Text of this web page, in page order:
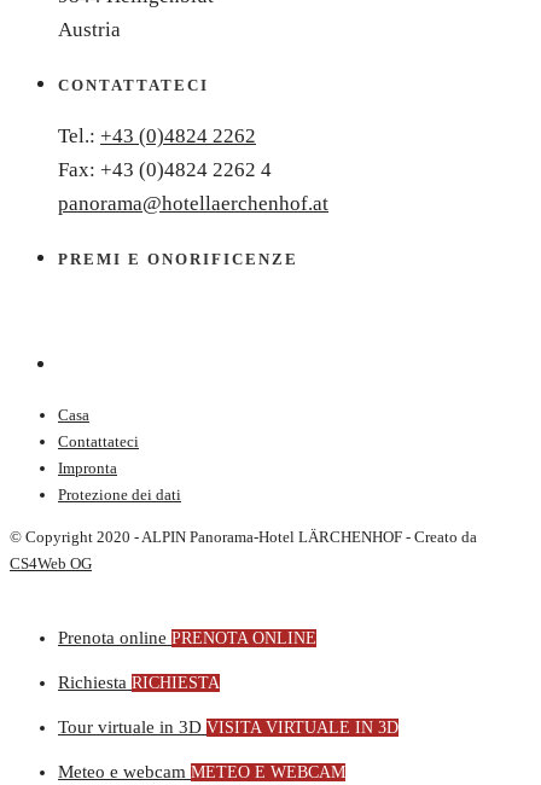
Austria
CONTATTATECI
Tel.: +43 (0)4824 2262
Fax: +43 (0)4824 2262 4
panorama@hotellaerchenhof.at
PREMI E ONORIFICENZE
Casa
Contattateci
Impronta
Protezione dei dati
© Copyright 2020 - ALPIN Panorama-Hotel LÄRCHENHOF - Creato da
CS4Web OG
Prenota online PRENOTA ONLINE
Richiesta RICHIESTA
Tour virtuale in 3D VISITA VIRTUALE IN 3D
Meteo e webcam METEO E WEBCAM